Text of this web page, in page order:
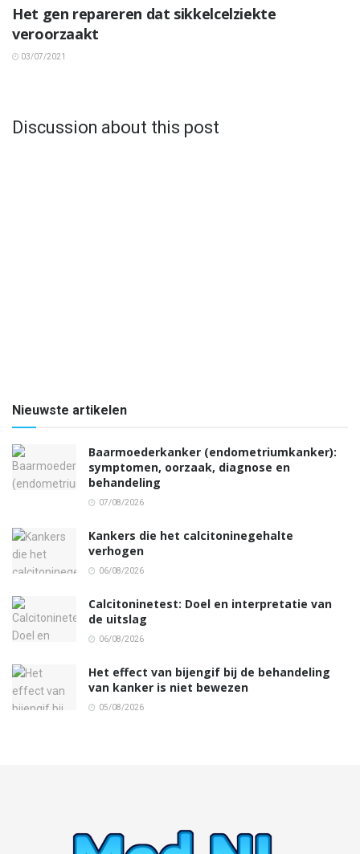
Het gen repareren dat sikkelcelziekte
veroorzaakt
03/07/2021
Discussion about this post
Nieuwste artikelen
Baarmoederkanker (endometriumkanker):
symptomen, oorzaak, diagnose en
behandeling
07/08/2026
Kankers die het calcitoninegehalte
verhogen
06/08/2026
Calcitoninetest: Doel en interpretatie van
de uitslag
06/08/2026
Het effect van bijengif bij de behandeling
van kanker is niet bewezen
05/08/2026